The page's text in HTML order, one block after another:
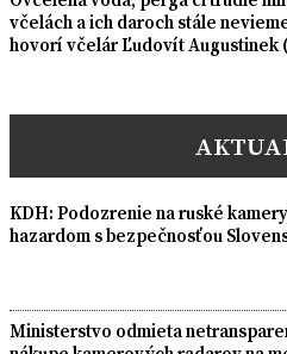
včelách a ich daroch stále
hovorí včelár Ľudovít Augustinek
KDH: Podozrenie na ruské
hazardom s bezpečnosťou
Ministerstvo odmieta